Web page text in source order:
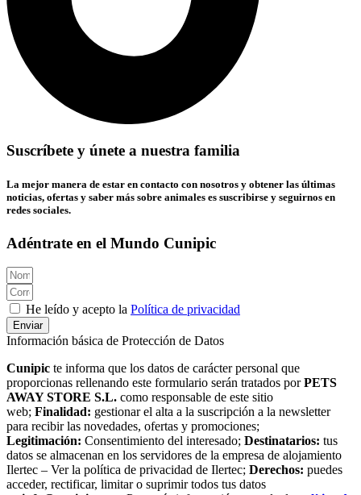
Suscríbete y únete a nuestra familia
La mejor manera de estar en contacto con nosotros y obtener las últimas
noticias, ofertas y saber más sobre animales es suscribirse y seguirnos en
redes sociales.
Adéntrate en el Mundo Cunipic
He leído y acepto la Política de privacidad
Enviar
Información básica de Protección de Datos
Cunipic te informa que los datos de carácter personal que
proporcionas rellenando este formulario serán tratados porPETS
AWAY STORE S.L. como responsable de este sitio
web; Finalidad: gestionar el alta a la suscripción a la newsletter
para recibir las novedades, ofertas y promociones;
Legitimación: Consentimiento del interesado; Destinatarios: tus
datos se almacenan en los servidores de la empresa de alojamiento
Ilertec – Ver la política de privacidad de Ilertec; Derechos: puedes
acceder, rectificar, limitar o suprimir todos tus datos